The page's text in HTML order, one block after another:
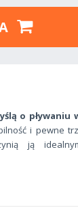
o pływaniu
i pewne
ją